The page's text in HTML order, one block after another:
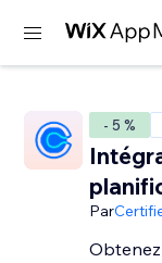
- 5 %
Par